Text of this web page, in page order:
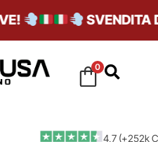
SVENDITA DI
0
4,7 (+252k